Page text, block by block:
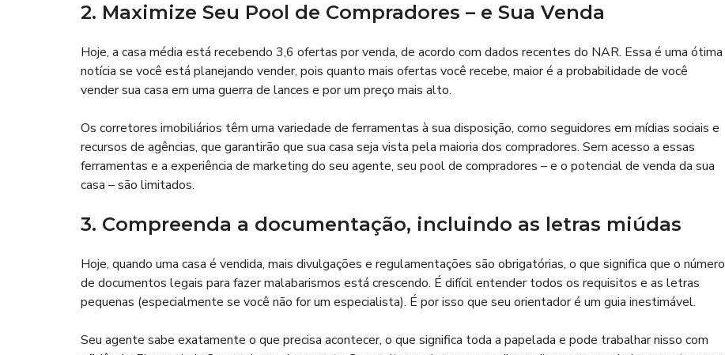
2. Maximize Seu Pool de Compradores – e Sua Venda
Hoje, a casa média está recebendo 3,6 ofertas por venda, de acordo com dados recentes do NAR. Essa é uma ótima
notícia se você está planejando vender, pois quanto mais ofertas você recebe, maior é a probabilidade de você
vender sua casa em uma guerra de lances e por um preço mais alto.
Os corretores imobiliários têm uma variedade de ferramentas à sua disposição, como seguidores em mídias sociais e
recursos de agências, que garantirão que sua casa seja vista pela maioria dos compradores. Sem acesso a essas
ferramentas e a experiência de marketing do seu agente, seu pool de compradores – e o potencial de venda da sua
casa – são limitados.
3. Compreenda a documentação, incluindo as letras miúdas
Hoje, quando uma casa é vendida, mais divulgações e regulamentações são obrigatórias, o que significa que o número
de documentos legais para fazer malabarismos está crescendo. É difícil entender todos os requisitos e as letras
pequenas (especialmente se você não for um especialista). É por isso que seu orientador é um guia inestimável.
Seu agente sabe exatamente o que precisa acontecer, o que significa toda a papelada e pode trabalhar nisso com